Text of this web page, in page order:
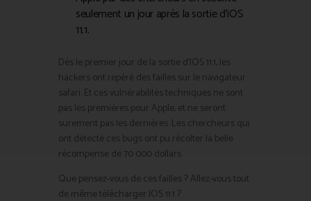
seulement un jour après la sortie d’iOS
11.1.
Dès le premier jour de la sortie d’IOS 11.1, les
hackers ont repéré des failles sur le navigateur
safari. Et ces vulnérabilités techniques ne sont
pas les premières pour Apple, et ne seront
surement pas les dernières. Les chercheurs qui
ont détecté ces bugs ont pu récolter la belle
récompense de 70 000 dollars.
Que pensez-vous de ces failles ? Allez-vous tout
de même télécharger IOS 11.1 ?